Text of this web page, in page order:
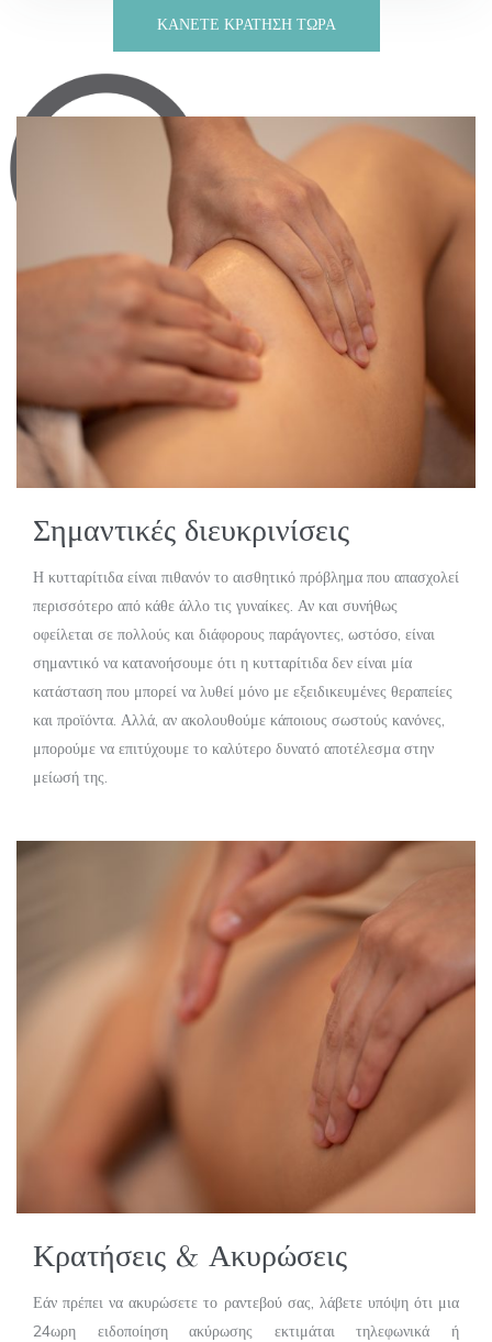
ΚΑΝΕΤΕ ΚΡΑΤΗΣΗ ΤΩΡΑ
Σημαντικές διευκρινίσεις
Η κυτταρίτιδα είναι πιθανόν το αισθητικό πρόβλημα που απασχολεί
περισσότερο από κάθε άλλο τις γυναίκες. Αν και συνήθως
οφείλεται σε πολλούς και διάφορους παράγοντες, ωστόσο, είναι
σημαντικό να κατανοήσουμε ότι η κυτταρίτιδα δεν είναι μία
κατάσταση που μπορεί να λυθεί μόνο με εξειδικευμένες θεραπείες
και προϊόντα. Αλλά, αν ακολουθούμε κάποιους σωστούς κανόνες,
μπορούμε να επιτύχουμε το καλύτερο δυνατό αποτέλεσμα στην
μείωσή της.
Κρατήσεις & Ακυρώσεις
Εάν πρέπει να ακυρώσετε το ραντεβού σας, λάβετε υπόψη ότι μια
24ωρη ειδοποίηση ακύρωσης εκτιμάται τηλεφωνικά ή